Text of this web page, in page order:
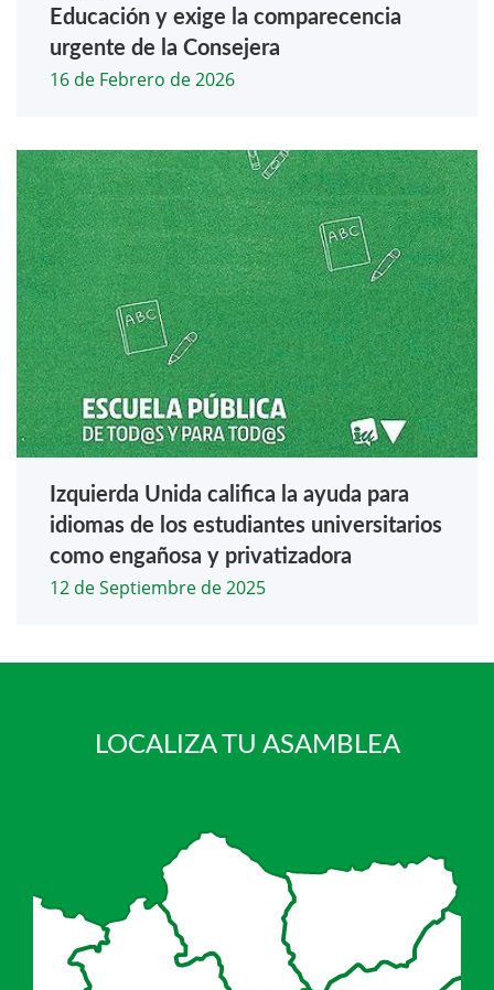
Educación y exige la comparecencia
urgente de la Consejera
16 de Febrero de 2026
Izquierda Unida califica la ayuda para
idiomas de los estudiantes universitarios
como engañosa y privatizadora
12 de Septiembre de 2025
LOCALIZA TU ASAMBLEA